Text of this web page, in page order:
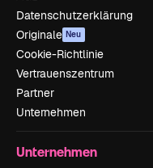
Datenschutzerklärung
Originale Neu
Cookie-Richtlinie
Vertrauenszentrum
Partner
Unternehmen
Unternehmen